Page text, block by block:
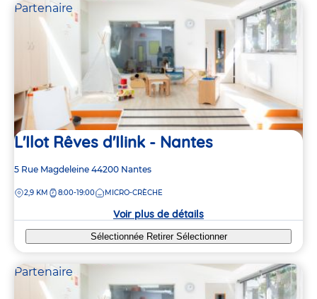
Partenaire
L'Ilot Rêves d'Ilink - Nantes
Adresse
la
5 Rue Magdeleine 44200 Nantes
DISTANCE
2,9 KM 8:00-19:00 MICRO-CRÈCHE
Voir plus de détails
Sélectionnée Retirer Sélectionner
Partenaire